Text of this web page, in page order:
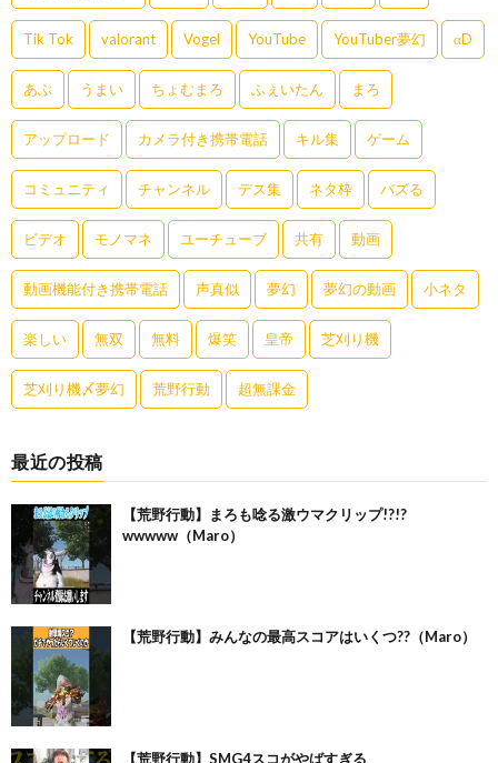
Tik Tok valorant Vogel YouTube YouTuber夢幻 αD
あぶ うまい ちょむまろ ふぇいたん まろ
アップロード カメラ付き携帯電話 キル集 ゲーム
コミュニティ チャンネル デス集 ネタ枠 バズる
ビデオ モノマネ ユーチューブ 共有 動画
動画機能付き携帯電話 声真似 夢幻 夢幻の動画 小ネタ
楽しい 無双 無料 爆笑 皇帝 芝刈り機
芝刈り機〆夢幻 荒野行動 超無課金
最近の投稿
【荒野行動】まろも唸る激ウマクリップ!?!?
wwwww（Maro）
【荒野行動】みんなの最高スコアはいくつ??（Maro）
【荒野行動】SMG4スコがやばすぎる